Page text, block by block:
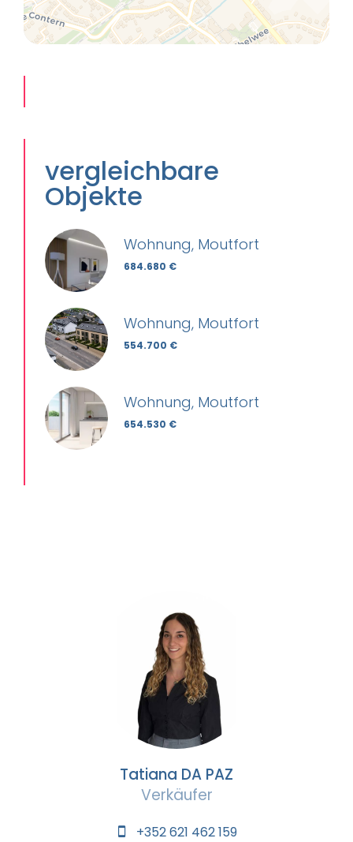
vergleichbare
Objekte
Wohnung, Moutfort
684.680 €
Wohnung, Moutfort
554.700 €
Wohnung, Moutfort
654.530 €
Tatiana DA PAZ
Verkäufer
+352 621 462 159